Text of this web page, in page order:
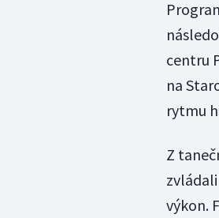
centru
na
rytmu
Z
výkon.